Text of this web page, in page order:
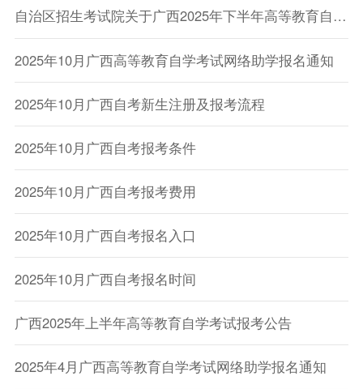
自治区招生考试院关于广西2025年下半年高等教育自学考试报考的公告
2025年10月广西高等教育自学考试网络助学报名通知
2025年10月广西自考新生注册及报考流程
2025年10月广西自考报考条件
2025年10月广西自考报考费用
2025年10月广西自考报名入口
2025年10月广西自考报名时间
广西2025年上半年高等教育自学考试报考公告
2025年4月广西高等教育自学考试网络助学报名通知